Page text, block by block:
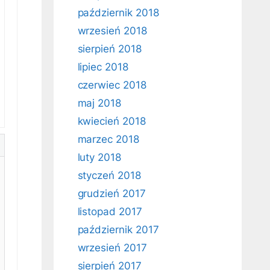
październik 2018
wrzesień 2018
sierpień 2018
lipiec 2018
czerwiec 2018
maj 2018
kwiecień 2018
marzec 2018
luty 2018
styczeń 2018
grudzień 2017
listopad 2017
październik 2017
wrzesień 2017
sierpień 2017